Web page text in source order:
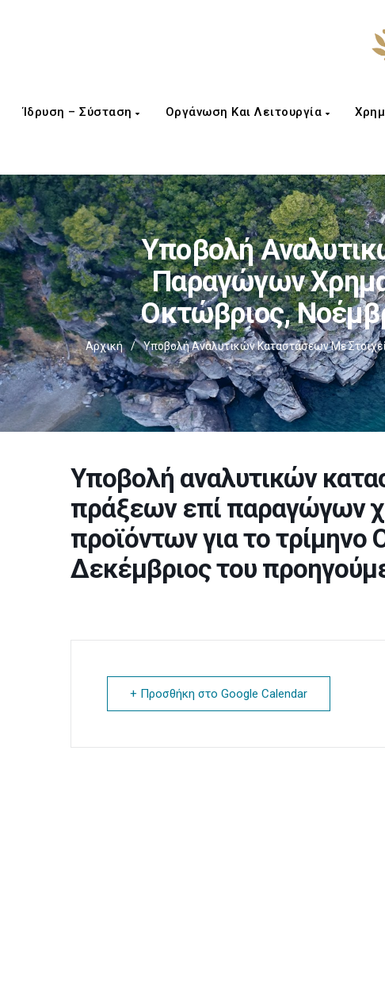
Ίδρυση – Σύσταση Οργάνωση Και Λειτουργία
Υποβολή
Παραγώγων
Οκτώβριος,
Αρχική /
Υποβολή Αναλυτικών Καταστάσεων Με
Υποβολή αναλυτικών
πράξεων επί παραγώγων
προϊόντων για το
Δεκέμβριος του
+ Προσθήκη στο Google Calendar